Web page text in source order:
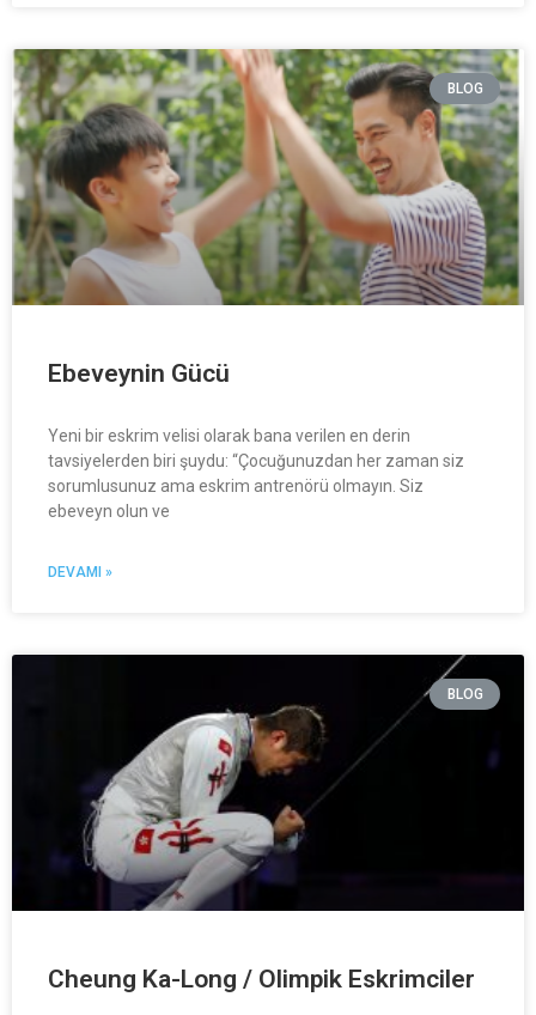
BLOG
Ebeveynin Gücü
Yeni bir eskrim velisi olarak bana verilen en derin
tavsiyelerden biri şuydu: “Çocuğunuzdan her zaman siz
sorumlusunuz ama eskrim antrenörü olmayın. Siz
ebeveyn olun ve
DEVAMI »
BLOG
Cheung Ka-Long / Olimpik Eskrimciler